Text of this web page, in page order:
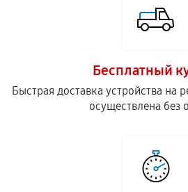
Бесплатный
Быстрая доставка устройства на
осуществлена без